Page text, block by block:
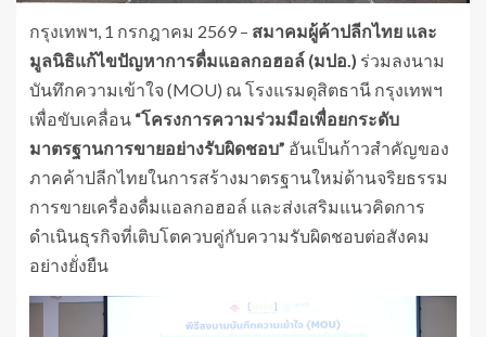
กรุงเทพฯ, 1 กรกฎาคม 2569 – สมาคมผู้ค้าปลีกไทย และ
มูลนิธิแก้ไขปัญหาการดื่มแอลกอฮอล์ (มปอ.) ร่วมลงนาม
บันทึกความเข้าใจ (MOU) ณ โรงแรมดุสิตธานี กรุงเทพฯ
เพื่อขับเคลื่อน “โครงการความร่วมมือเพื่อยกระดับ
มาตรฐานการขายอย่างรับผิดชอบ” อันเป็นก้าวสำคัญของ
ภาคค้าปลีกไทยในการสร้างมาตรฐานใหม่ด้านจริยธรรม
การขายเครื่องดื่มแอลกอฮอล์ และส่งเสริมแนวคิดการ
ดำเนินธุรกิจที่เติบโตควบคู่กับความรับผิดชอบต่อสังคม
อย่างยั่งยืน